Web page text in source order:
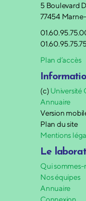
5 Boulevard
77454
Plan d’accès
(c) Université
Annuaire
Version
Plan du site
Mentions
Le
Qui sommes-
Nos équipes
Annuaire
Connexion